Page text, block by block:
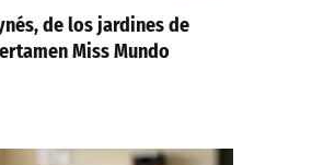
de los jardines de
Miss Mundo